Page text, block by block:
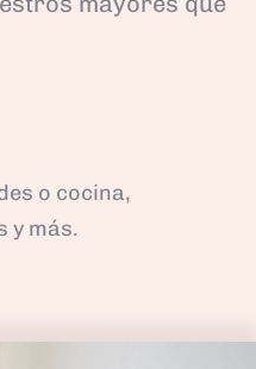
o cocina,
y más.